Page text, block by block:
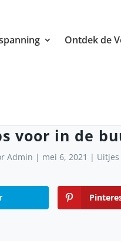
Ontdek de
voor in de
Admin | mei 6, 2021 | Uitjes